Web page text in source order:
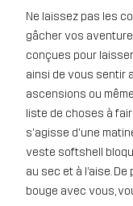
Ne laissez pas les
gâcher vos
conçues pour
ainsi de vous sentir
ascensions ou
liste de choses à
s'agisse d'une
veste softshell
au sec et à l’aise.
bouge avec vous,